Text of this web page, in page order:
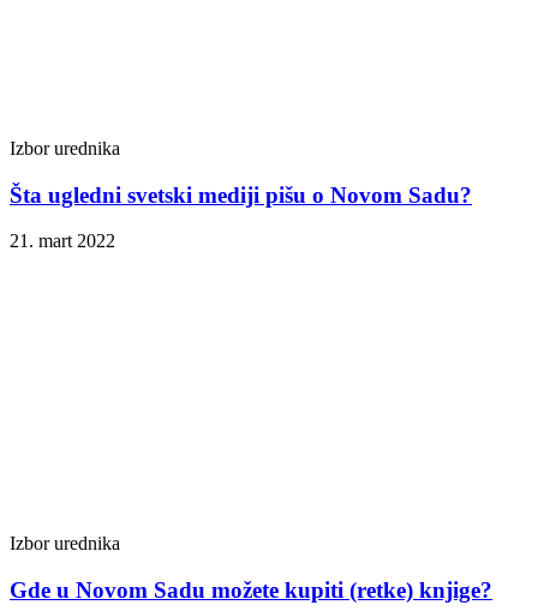
Izbor urednika
Šta ugledni svetski mediji pišu o Novom Sadu?
21. mart 2022
Izbor urednika
Gde u Novom Sadu možete kupiti (retke) knjige?